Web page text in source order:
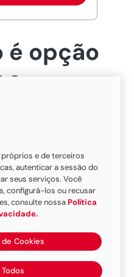
é opção
sonhos
de 2020 –A
seja para o
nacional,
planejamento
o
próprios e de terceiros
autenticar a sessão do
seus serviços. Você
configurá-los ou recusar
consulte nossaPolítica
Cookies